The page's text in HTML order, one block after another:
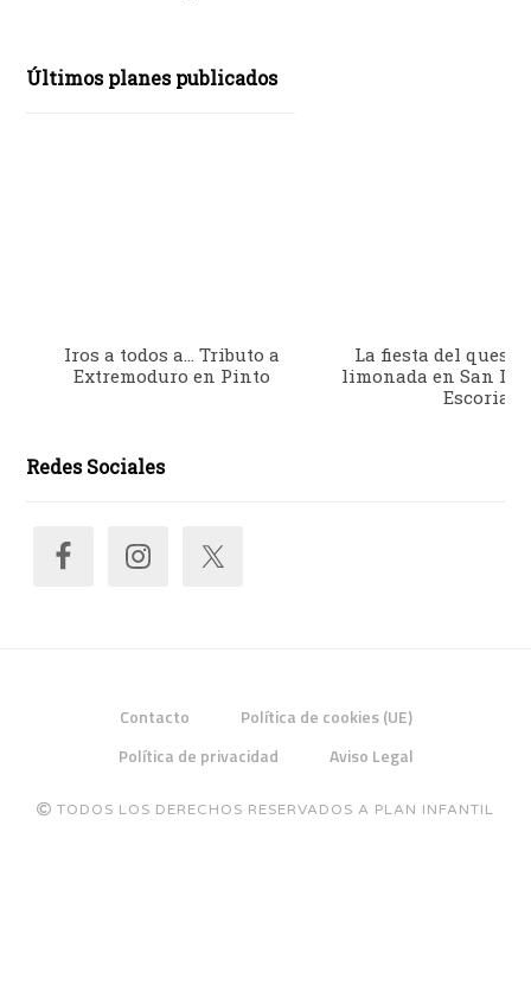
Últimos planes publicados
Iros a todos a… Tributo a
Extremoduro en Pinto
La fiesta del queso
limonada en San
Escorial
Redes Sociales
Contacto
Política de cookies (UE)
Política de privacidad
Aviso Legal
TODOS LOS DERECHOS RESERVADOS A PLAN INFANTIL